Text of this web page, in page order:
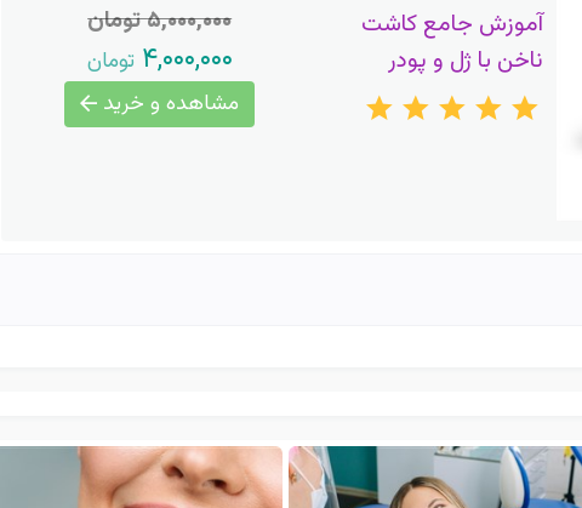
آموزش جامع کاشت
ناخن با ژل و پودر
۵,۰۰۰,۰۰۰ تومان
۴,۰۰۰,۰۰۰ تومان
مشاهده و خرید